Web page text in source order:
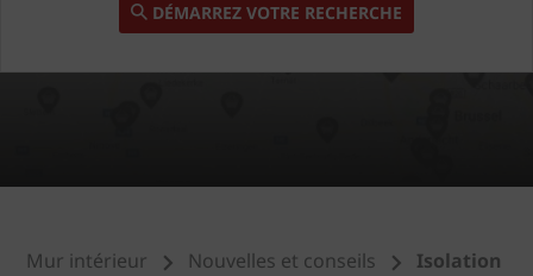
DÉMARREZ VOTRE RECHERCHE
Mur intérieur Nouvelles et conseils
Isolation